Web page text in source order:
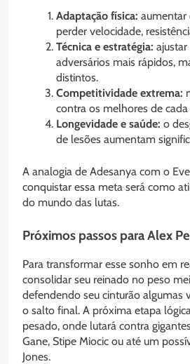
Adaptação física: aumentar
perder velocidade,
Técnica e estratégia:
adversários mais rápidos,
distintos.
Competitividade extrema:
contra os melhores de cada
Longevidade e saúde: o
de lesões aumentam
A analogia de Adesanya com o
conquistar essa meta será como
do mundo das lutas.
Próximos passos para Alex
Para transformar esse sonho em
consolidar seu reinado no peso
defendendo seu cinturão algumas
o salto final. A próxima etapa
pesado, onde lutará contra
Gane, Stipe Miocic ou até um
Jones.